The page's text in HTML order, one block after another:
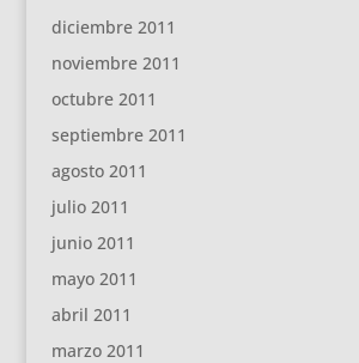
diciembre 2011
noviembre 2011
octubre 2011
septiembre 2011
agosto 2011
julio 2011
junio 2011
mayo 2011
abril 2011
marzo 2011